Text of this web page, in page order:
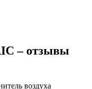
– отзывы
воздуха